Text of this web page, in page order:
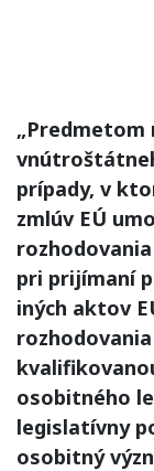
„Predmetom
prípady, v
zmlúv EÚ
pri prijímaní
iných aktov
osobitného
legislatívny
osobitný